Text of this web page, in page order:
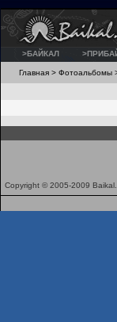
>БАЙКАЛ
Главная > Фотоальбомы
Copyright © 2005-2009